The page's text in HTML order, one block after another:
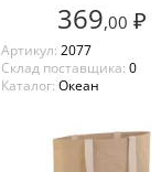
369,00 ₽
Артикул: 2077
Склад поставщика: 0
Каталог: Океан